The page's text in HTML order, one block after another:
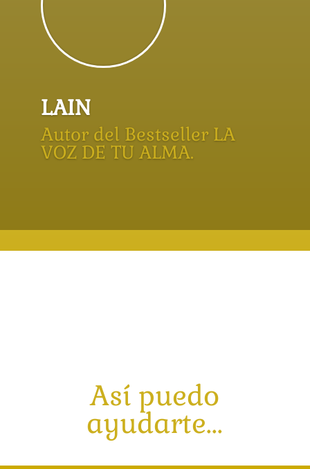
LAIN
Autor del Bestseller LA
VOZ DE TU ALMA.
Así puedo
ayudarte...